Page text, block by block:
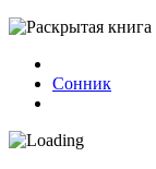
Сонник